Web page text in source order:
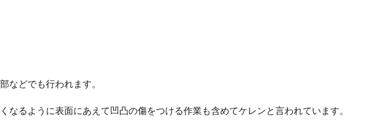
などでも行われます。
なるように表面にあえて凹凸の傷をつける作業も含めてケレンと言われています。